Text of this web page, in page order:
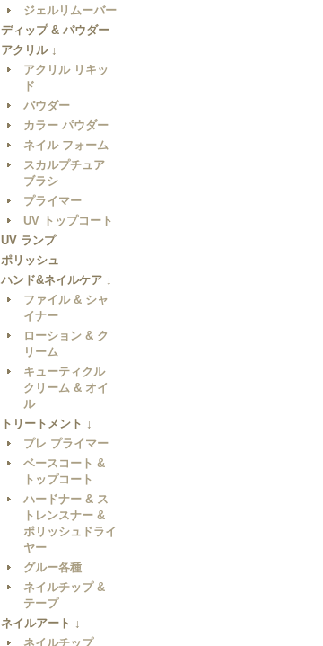
ジェルリムーバー
ディップ & パウダー
アクリル ↓
アクリル リキッ
ド
パウダー
カラー パウダー
ネイル フォーム
スカルプチュア
ブラシ
プライマー
UV トップコート
UV ランプ
ポリッシュ
ハンド&ネイルケア ↓
ファイル & シャ
イナー
ローション & ク
リーム
キューティクル
クリーム & オイ
ル
トリートメント ↓
プレ プライマー
ベースコート &
トップコート
ハードナー & ス
トレンスナー &
ポリッシュドライ
ヤー
グルー各種
ネイルチップ &
テープ
ネイルアート ↓
ネイルチップ